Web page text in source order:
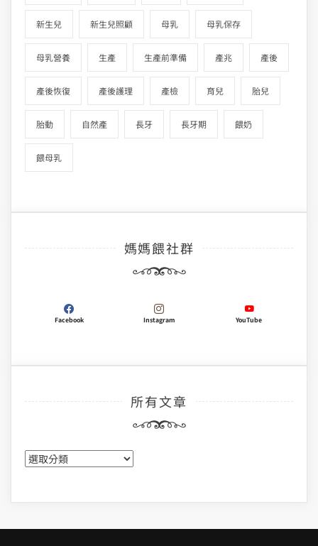
新生兒 新生兒照顧 母乳 母乳保存
母乳營養 生產 生產前準備 產兆 產後
產後恢復 產後護理 產檢 育兒 胎兒
胎動 自然產 長牙 長牙期 餵奶
餵母乳
媽媽餵社群
Facebook Instagram YouTube
所有文章
所
有
章